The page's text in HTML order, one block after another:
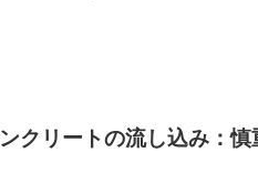
クリートの流し込み：慎